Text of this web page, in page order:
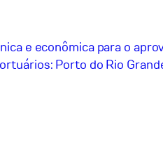
e econômica para o
Porto do Rio